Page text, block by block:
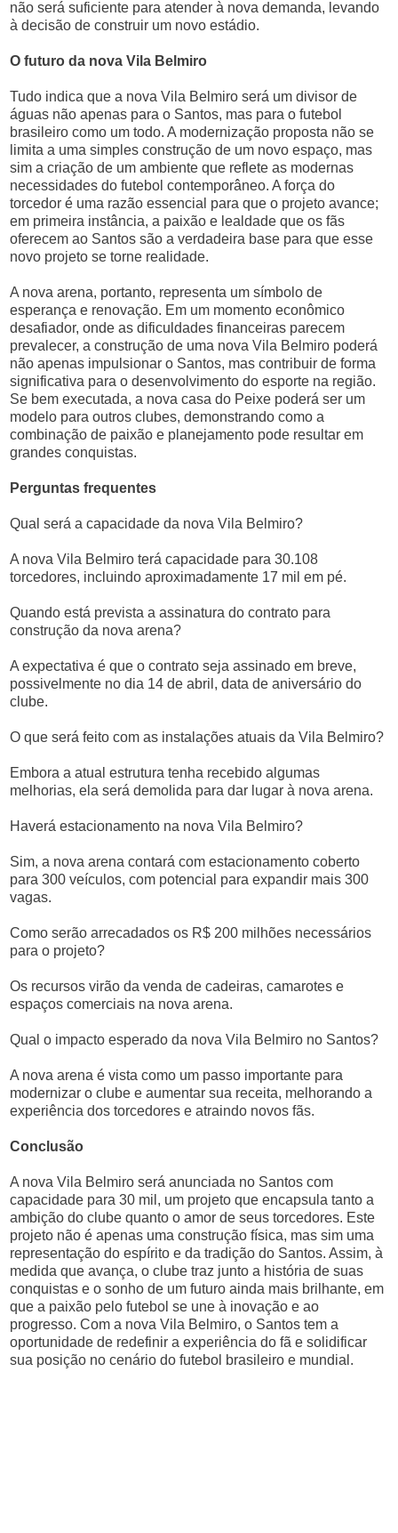
não será suficiente para atender à nova demanda, levando
à decisão de construir um novo estádio.
O futuro da nova Vila Belmiro
Tudo indica que a nova Vila Belmiro será um divisor de
águas não apenas para o Santos, mas para o futebol
brasileiro como um todo. A modernização proposta não se
limita a uma simples construção de um novo espaço, mas
sim a criação de um ambiente que reflete as modernas
necessidades do futebol contemporâneo. A força do
torcedor é uma razão essencial para que o projeto avance;
em primeira instância, a paixão e lealdade que os fãs
oferecem ao Santos são a verdadeira base para que esse
novo projeto se torne realidade.
A nova arena, portanto, representa um símbolo de
esperança e renovação. Em um momento econômico
desafiador, onde as dificuldades financeiras parecem
prevalecer, a construção de uma nova Vila Belmiro poderá
não apenas impulsionar o Santos, mas contribuir de forma
significativa para o desenvolvimento do esporte na região.
Se bem executada, a nova casa do Peixe poderá ser um
modelo para outros clubes, demonstrando como a
combinação de paixão e planejamento pode resultar em
grandes conquistas.
Perguntas frequentes
Qual será a capacidade da nova Vila Belmiro?
A nova Vila Belmiro terá capacidade para 30.108
torcedores, incluindo aproximadamente 17 mil em pé.
Quando está prevista a assinatura do contrato para
construção da nova arena?
A expectativa é que o contrato seja assinado em breve,
possivelmente no dia 14 de abril, data de aniversário do
clube.
O que será feito com as instalações atuais da Vila Belmiro?
Embora a atual estrutura tenha recebido algumas
melhorias, ela será demolida para dar lugar à nova arena.
Haverá estacionamento na nova Vila Belmiro?
Sim, a nova arena contará com estacionamento coberto
para 300 veículos, com potencial para expandir mais 300
vagas.
Como serão arrecadados os R$ 200 milhões necessários
para o projeto?
Os recursos virão da venda de cadeiras, camarotes e
espaços comerciais na nova arena.
Qual o impacto esperado da nova Vila Belmiro no Santos?
A nova arena é vista como um passo importante para
modernizar o clube e aumentar sua receita, melhorando a
experiência dos torcedores e atraindo novos fãs.
Conclusão
A nova Vila Belmiro será anunciada no Santos com
capacidade para 30 mil, um projeto que encapsula tanto a
ambição do clube quanto o amor de seus torcedores. Este
projeto não é apenas uma construção física, mas sim uma
representação do espírito e da tradição do Santos. Assim, à
medida que avança, o clube traz junto a história de suas
conquistas e o sonho de um futuro ainda mais brilhante, em
que a paixão pelo futebol se une à inovação e ao
progresso. Com a nova Vila Belmiro, o Santos tem a
oportunidade de redefinir a experiência do fã e solidificar
sua posição no cenário do futebol brasileiro e mundial.